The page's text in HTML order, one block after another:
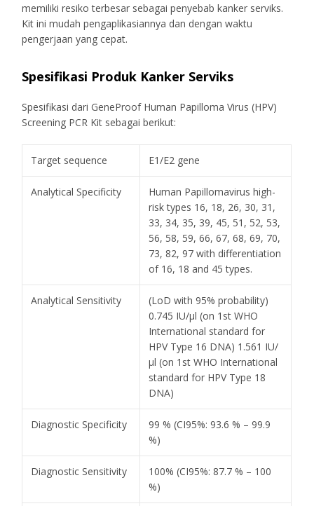
memiliki resiko terbesar sebagai penyebab kanker serviks.
Kit ini mudah pengaplikasiannya dan dengan waktu
pengerjaan yang cepat.
Spesifikasi Produk Kanker Serviks
Spesifikasi dari GeneProof Human Papilloma Virus (HPV)
Screening PCR Kit sebagai berikut:
Target sequence E1/E2 gene
Analytical Specificity
Human Papillomavirus high-
risk types 16, 18, 26, 30, 31,
33, 34, 35, 39, 45, 51, 52, 53,
56, 58, 59, 66, 67, 68, 69, 70,
73, 82, 97 with differentiation
of 16, 18 and 45 types.
Analytical Sensitivity
(LoD with 95% probability)
0.745 IU/µl (on 1st WHO
International standard for
HPV Type 16 DNA) 1.561 IU/
µl (on 1st WHO International
standard for HPV Type 18
DNA)
Diagnostic Specificity
99 % (CI95%: 93.6 % – 99.9
%)
Diagnostic Sensitivity
100% (CI95%: 87.7 % – 100
%)